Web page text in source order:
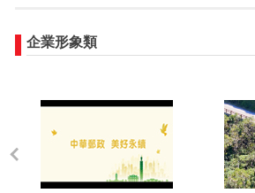
企業形象類